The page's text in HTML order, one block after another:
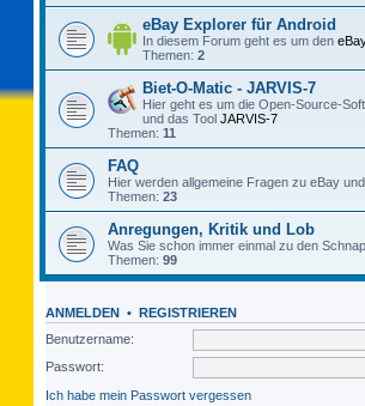
eBay Explorer für Android
In diesem Forum geht es um den
Themen: 2
Biet-O-Matic - JARVIS-7
Hier geht es um die Open-Source-
und das Tool JARVIS-7
Themen: 11
FAQ
Hier werden allgemeine Fragen zu eBay
Themen: 23
Anregungen, Kritik und Lob
Was Sie schon immer einmal zu den
Themen: 99
ANMELDEN • REGISTRIEREN
Benutzername:
Passwort:
Ich habe mein Passwort vergessen